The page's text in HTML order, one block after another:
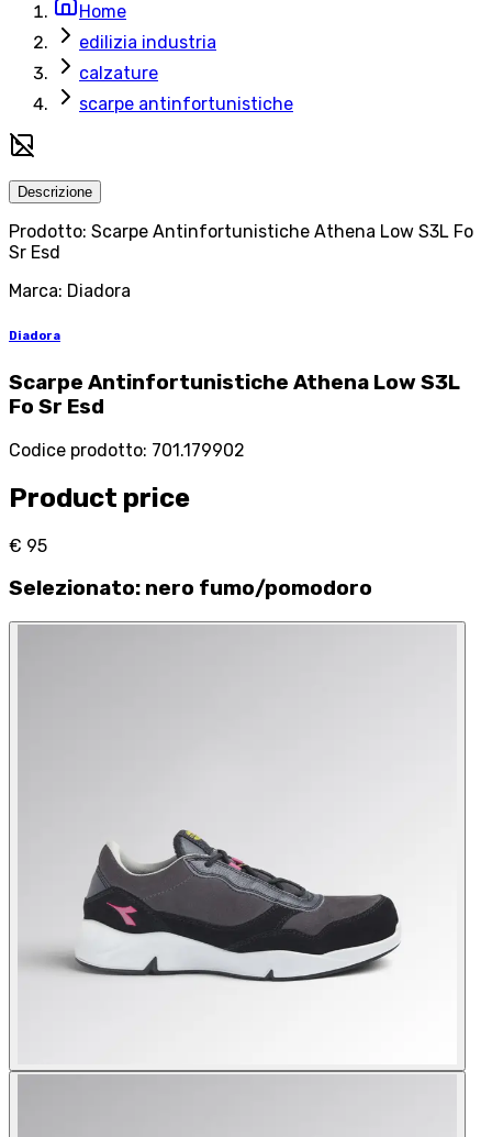
Home
edilizia industria
calzature
scarpe antinfortunistiche
Descrizione
Prodotto: Scarpe Antinfortunistiche Athena Low S3L Fo
Sr Esd
Marca: Diadora
Diadora
Scarpe Antinfortunistiche Athena Low S3L
Fo Sr Esd
Codice prodotto: 701.179902
Product price
€ 95
Selezionato: nero fumo/pomodoro